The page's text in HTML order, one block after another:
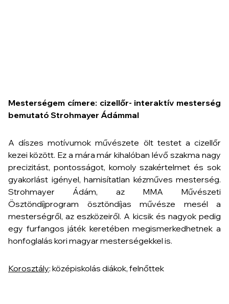
Mesterségem címere: cizellőr- interaktív mesterség
bemutató Strohmayer Ádámmal
A díszes motívumok művészete ölt testet a cizellőr
kezei között. Ez a mára már kihalóban lévő szakma nagy
precizitást, pontosságot, komoly szakértelmet és sok
gyakorlást igényel, hamisítatlan kézműves mesterség.
Strohmayer Ádám, az MMA Művészeti
Ösztöndíjprogram ösztöndíjas művésze mesél a
mesterségről, az eszközeiről. A kicsik és nagyok pedig
egy furfangos játék keretében megismerkedhetnek a
honfoglalás kori magyar mesterségekkel is.
Korosztály: középiskolás diákok, felnőttek